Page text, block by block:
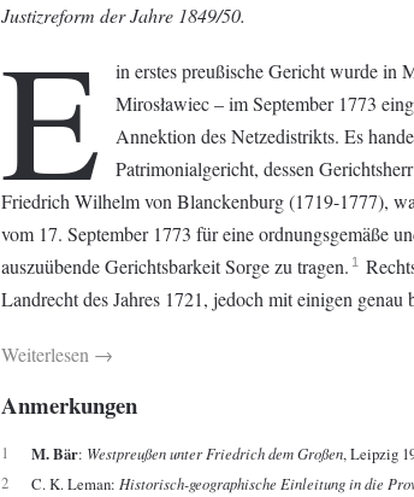
Justizreform der Jahre 1849/50.
E
in erstes preußische Gericht wurde in
Mirosławiec – im September 1773
Annektion des Netzedistrikts. Es
Patrimonialgericht, dessen
Friedrich Wilhelm von Blanckenburg (1719-1777),
vom 17. September 1773 für eine ordnungsgemäße
auszuübende Gerichtsbarkeit Sorge zu tragen. 1
Landrecht des Jahres 1721, jedoch mit einigen
Weiterlesen →
Anmerkungen
1 M. Bär: Westpreußen unter Friedrich dem Großen, Leipzig
2
C. K. Leman:Historisch-geographische Einleitung in die